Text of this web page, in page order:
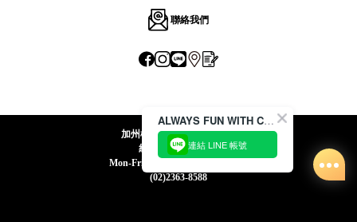
聯絡我們
加州椰子國際股份有限公司
統一編號:24492069
Mon-Fri 09:00-12:30 / 13:30-18:00
(02)2363-8588
ALWAYS FUN WITH CACO !
連結 LINE 帳號